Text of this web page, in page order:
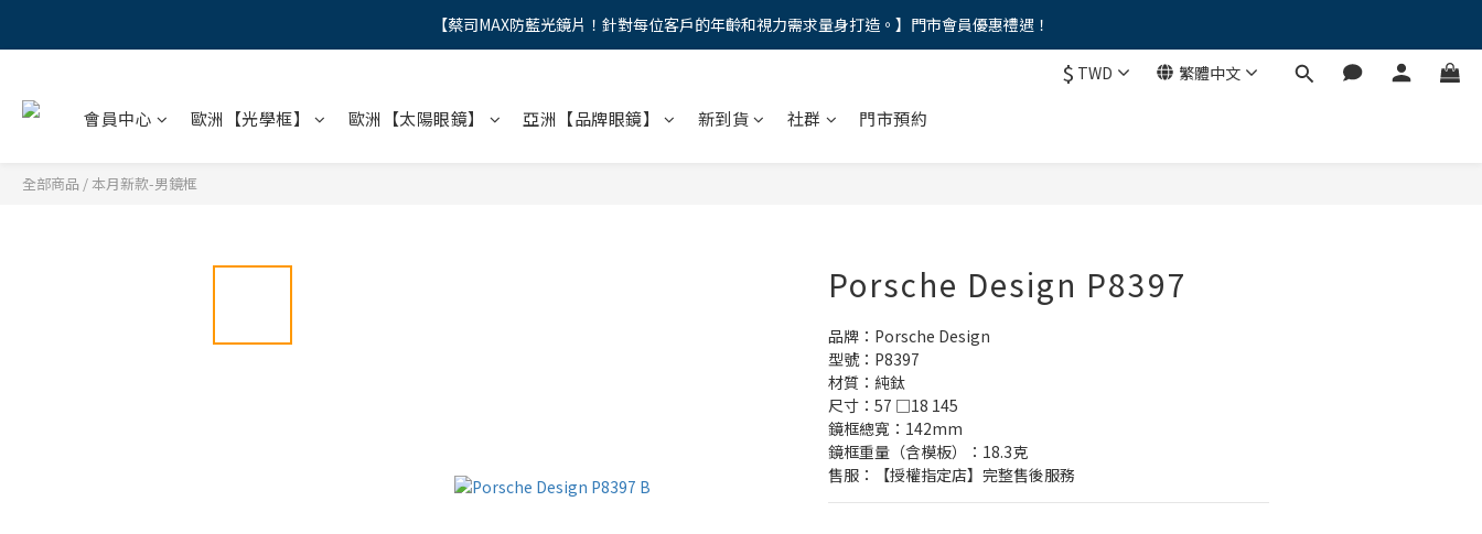
"馬年新章續寫，視界品味進階，限時禮遇 9 折無上限，12期分期免手續費。。
【蔡司MAX防藍光鏡片！針對每位客戶的年齡和視力需求量身打造。】門市會員優惠禮遇！
$ TWD 繁體中文
會員中心 歐洲【光學框】 歐洲【太陽眼鏡】 亞洲【品牌眼鏡】 新到貨 社群 門市預約
全部商品 / 本月新款-男鏡框
Porsche Design P8397
品牌：Porsche Design
型號：P8397
材質：純鈦
尺寸：57 □18 145
鏡框總寬：142mm
鏡框重量（含模板）：18.3克
售服：【授權指定店】完整售後服務